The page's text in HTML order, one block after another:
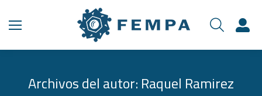
Archivos del autor: Raquel Ramirez